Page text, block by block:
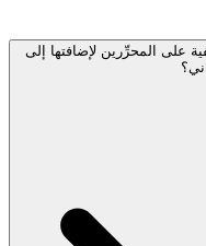
على المحرِّرين لإضافتها إلى